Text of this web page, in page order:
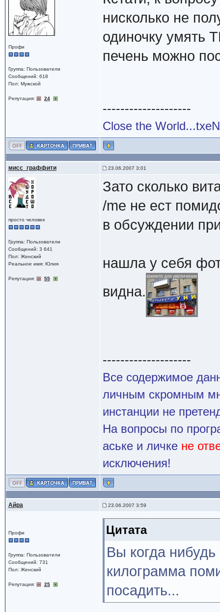
Профи
Группа: Пользователи
Сообщений: 618
Пол: Мужской
Репутация: 24
нисколько не
одиночку умять
печень можно
--------------------
Close the
мисс_граффити 23.06.2007 3:01
просто человек
Группа: Пользователи
Сообщений: 3 641
Пол: Женский
Реальное имя: Юлия
Репутация: 55
Зато сколько
/me не ест
в обсуждении
нашла у себя
видна.
--------------------
Все содержимое
личным скромным
инстанции не
На вопросы по
аське и личке не
исключения!
Айра 23.06.2007 3:59
Профи
Группа: Пользователи
Сообщений: 731
Пол: Женский
Репутация: 25
Цитата
Вы когда
килограмма
посадить...